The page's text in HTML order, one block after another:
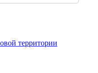
территории